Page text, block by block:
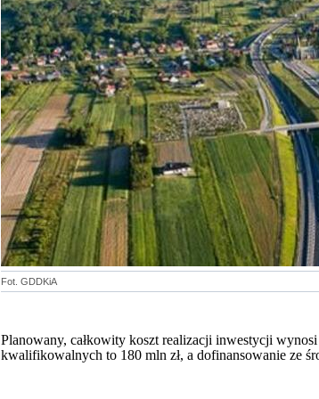
Fot. GDDKiA
Planowany, całkowity koszt realizacji inwestycji
kwalifikowalnych to 180 mln zł, a dofinansowanie ze